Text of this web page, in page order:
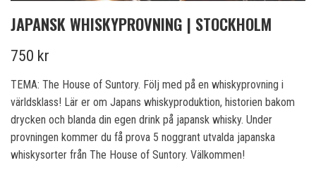
JAPANSK WHISKYPROVNING | STOCKHOLM
750 kr
TEMA: The House of Suntory. Följ med på en whiskyprovning i
världsklass! Lär er om Japans whiskyproduktion, historien bakom
drycken och blanda din egen drink på japansk whisky. Under
provningen kommer du få prova 5 noggrant utvalda japanska
whiskysorter från The House of Suntory. Välkommen!